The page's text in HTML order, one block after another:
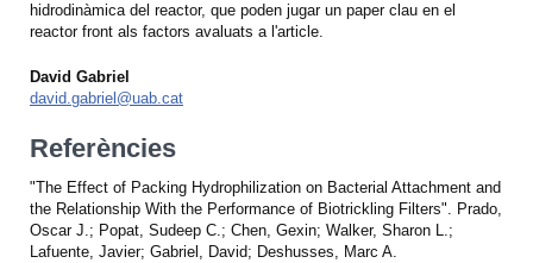
hidrodinàmica del reactor, que poden jugar un paper clau en el
reactor front als factors avaluats a l'article.
David Gabriel
david.gabriel@uab.cat
Referències
"The Effect of Packing Hydrophilization on Bacterial Attachment and
the Relationship With the Performance of Biotrickling Filters". Prado,
Oscar J.; Popat, Sudeep C.; Chen, Gexin; Walker, Sharon L.;
Lafuente, Javier; Gabriel, David; Deshusses, Marc A.